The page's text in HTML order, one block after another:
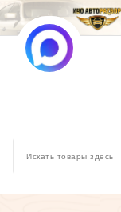
Перейти
к
содержимому